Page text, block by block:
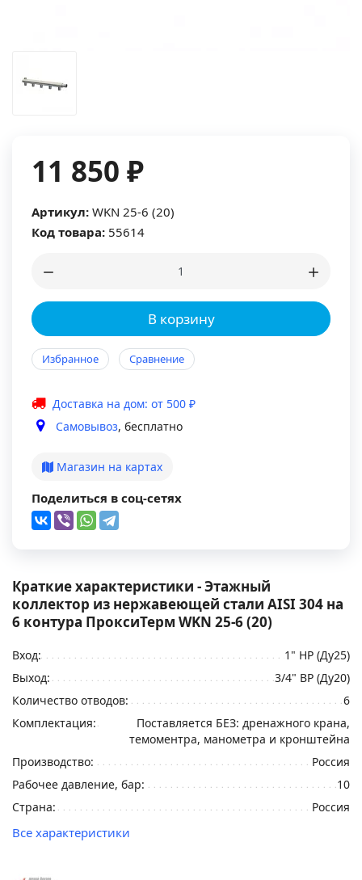
11 850 ₽
Артикул: WKN 25-6 (20)
Код товара: 55614
В корзину
Избранное Сравнение
Доставка на дом: от 500 ₽
Самовывоз, бесплатно
Магазин на картах
Поделиться в соц-сетях
Краткие характеристики - Этажный
коллектор из нержавеющей стали AISI 304 на
6 контура ПроксиТерм WKN 25-6 (20)
Вход:
1" НР (Ду25)
Выход:
3/4" ВР (Ду20)
Количество отводов:
6
Комплектация:
Поставляется БЕЗ: дренажного крана,
темоментра, манометра и кронштейна
Производство:
Россия
Рабочее давление, бар:
10
Страна:
Россия
Все характеристики